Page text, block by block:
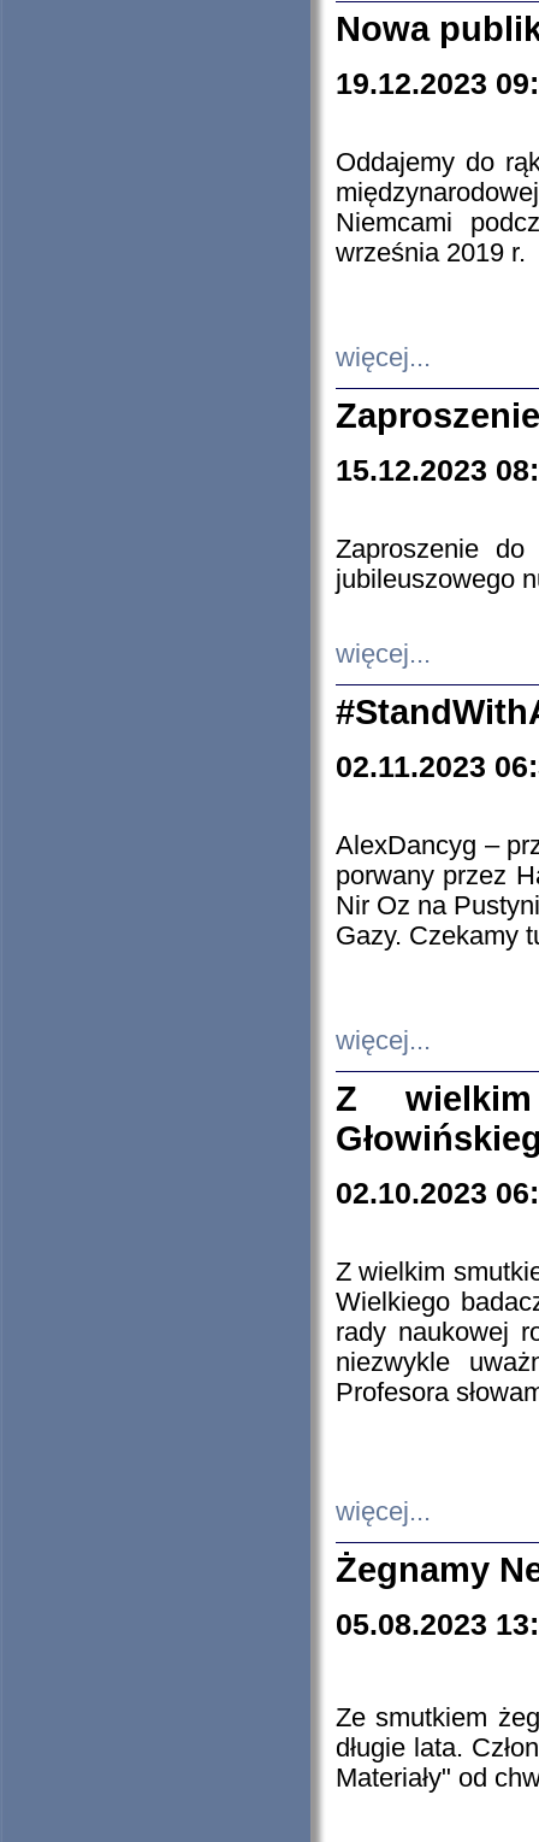
Nowa
19.12.2023
Oddajemy do
Niemcami
września 2019 r.
więcej...
15.12.2023
Zaproszenie do
jubileuszowego
więcej...
02.11.2023
AlexDancyg –
porwany przez
Nir Oz na
Gazy. Czekamy
więcej...
Z
02.10.2023
Z wielkim
Wielkiego
rady naukowej
niezwykle
Profesora
więcej...
Żegnamy
05.08.2023
Ze smutkiem
długie lata.
Materiały" od